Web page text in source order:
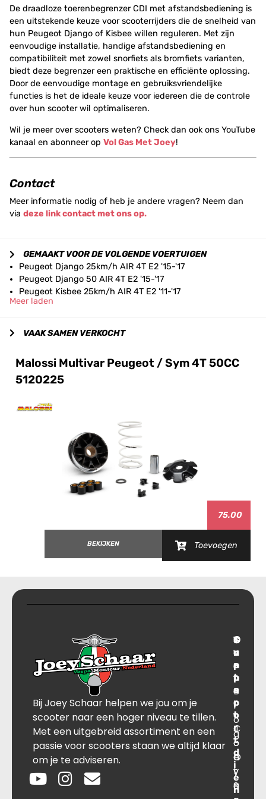
De draadloze toerenbegrenzer CDI met afstandsbediening is
een uitstekende keuze voor scooterrijders die de snelheid van
hun Peugeot Django of Kisbee willen reguleren. Met zijn
eenvoudige installatie, handige afstandsbediening en
compatibiliteit met zowel snorfiets als bromfiets varianten,
biedt deze begrenzer een praktische en efficiënte oplossing.
Door de eenvoudige montage en gebruiksvriendelijke
functies is het de ideale keuze voor iedereen die de controle
over hun scooter wil optimaliseren.
Wil je meer over scooters weten? Check dan ook ons YouTube
kanaal en abonneer op Vol Gas Met Joey!
Contact
Meer informatie nodig of heb je andere vragen? Neem dan
via deze link contact met ons op.
GEMAAKT VOOR DE VOLGENDE VOERTUIGEN
Peugeot Django 25km/h AIR 4T E2 '15-'17
Peugeot Django 50 AIR 4T E2 '15-'17
Peugeot Kisbee 25km/h AIR 4T E2 '11-'17
Meer laden
VAAK SAMEN VERKOCHT
Malossi Multivar Peugeot / Sym 4T 50CC
5120225
75.00
BEKIJKEN Toevoegen
Bij Joey Schaar helpen we jou om je
scooter naar een hoger niveau te tillen.
Met een uitgebreid assortiment en een
passie voor scooters staan we altijd klaar
om je te adviseren.
T
r
a
n
s
p
o
r
t
d
i
e
n
O
v
e
r
B
l
o
g
O
v
e
S
u
p
p
o
r
t
C
o
n
t
a
C
o
n
t
a
c
t
J
o
e
y
S